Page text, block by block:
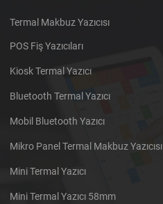
Termal Makbuz Yazıcısı
POS Fiş Yazıcıları
Kiosk Termal Yazıcı
Bluetooth Termal Yazıcı
Mobil Bluetooth Yazıcı
Mikro Panel Termal Makbuz Yazıcısı
Mini Termal Yazıcı
Mini Termal Yazıcı 58mm